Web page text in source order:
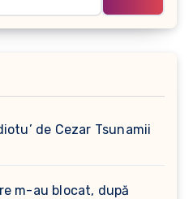
de Cezar Tsunamii
m-au blocat, după